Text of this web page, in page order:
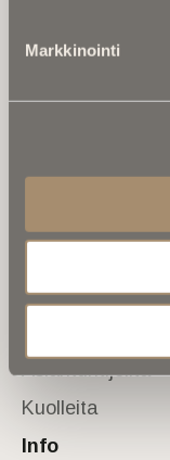
Markkinointi
Tietoa meistä
Etusivu
Kalenterista
Asiantuntijoilta
Kuolleita
Info